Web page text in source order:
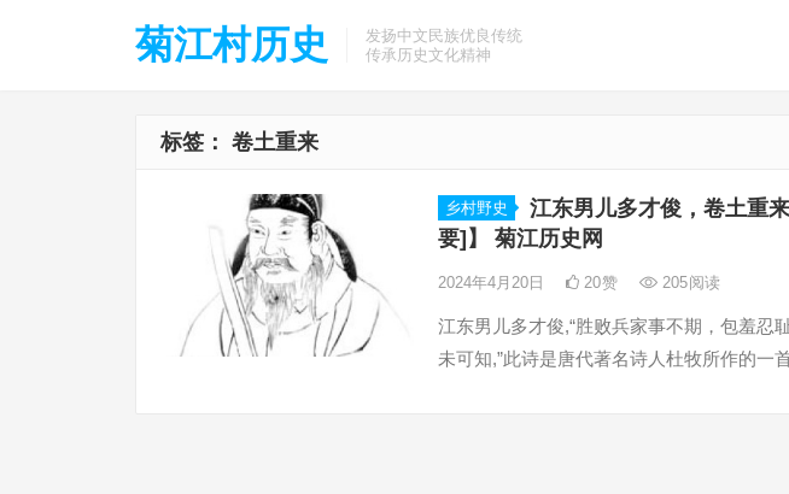
菊江村历史
发扬中文民族优良传统
传承历史文化精神
标签： 卷土重来
乡村野史
江东男儿多才俊，卷土重
要]】 菊江历史网
2024年4月20日 20赞 205阅读
江东男儿多才俊,“胜败兵家事不期，包羞忍
未可知,”此诗是唐代著名诗人杜牧所作的一